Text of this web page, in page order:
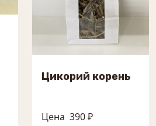
Цикорий корень
Цена 390 ₽